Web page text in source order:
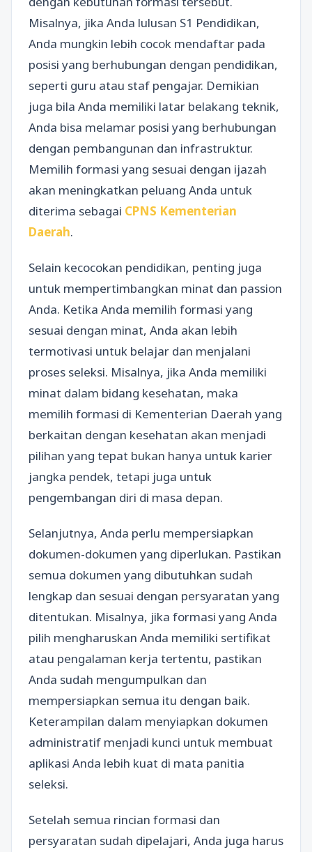
Misalnya, jika Anda lulusan S1 Pendidikan,
Anda mungkin lebih cocok mendaftar pada
posisi yang berhubungan dengan pendidikan,
seperti guru atau staf pengajar. Demikian
juga bila Anda memiliki latar belakang teknik,
Anda bisa melamar posisi yang berhubungan
dengan pembangunan dan infrastruktur.
Memilih formasi yang sesuai dengan ijazah
akan meningkatkan peluang Anda untuk
diterima sebagai CPNS Kementerian
Daerah.
Selain kecocokan pendidikan, penting juga
untuk mempertimbangkan minat dan passion
Anda. Ketika Anda memilih formasi yang
sesuai dengan minat, Anda akan lebih
termotivasi untuk belajar dan menjalani
proses seleksi. Misalnya, jika Anda memiliki
minat dalam bidang kesehatan, maka
memilih formasi di Kementerian Daerah yang
berkaitan dengan kesehatan akan menjadi
pilihan yang tepat bukan hanya untuk karier
jangka pendek, tetapi juga untuk
pengembangan diri di masa depan.
Selanjutnya, Anda perlu mempersiapkan
dokumen-dokumen yang diperlukan. Pastikan
semua dokumen yang dibutuhkan sudah
lengkap dan sesuai dengan persyaratan yang
ditentukan. Misalnya, jika formasi yang Anda
pilih mengharuskan Anda memiliki sertifikat
atau pengalaman kerja tertentu, pastikan
Anda sudah mengumpulkan dan
mempersiapkan semua itu dengan baik.
Keterampilan dalam menyiapkan dokumen
administratif menjadi kunci untuk membuat
aplikasi Anda lebih kuat di mata panitia
seleksi.
Setelah semua rincian formasi dan
persyaratan sudah dipelajari, Anda juga harus